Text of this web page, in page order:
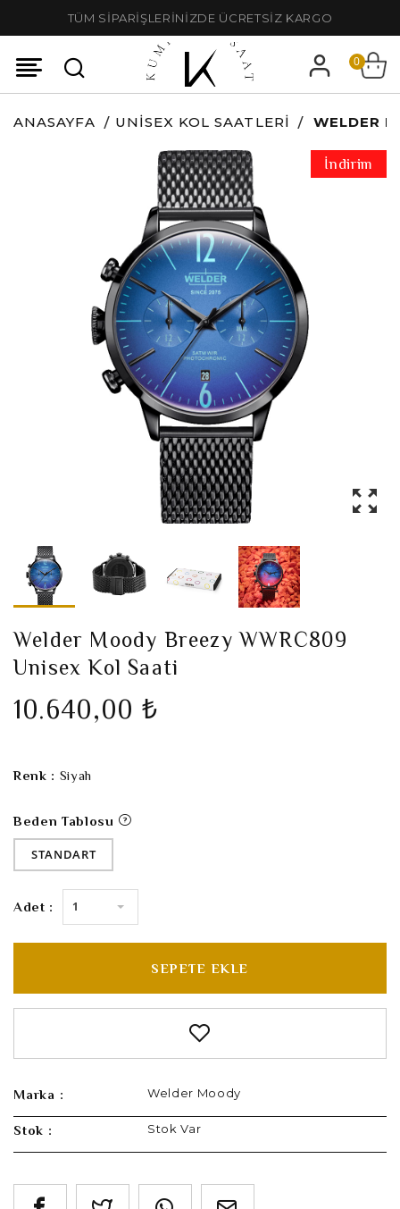
TÜM SİPARİŞLERİNİZDE ÜCRETSİZ KARGO
0
ANASAYFA UNISEX KOL SAATLERI WELDER
İndirim
Welder Moody Breezy WWRC809
Unisex Kol Saati
10.640,00 ₺
Renk : Siyah
Beden Tablosu
STANDART
Adet : 1
SEPETE EKLE
Marka : Welder Moody
Stok : Stok Var